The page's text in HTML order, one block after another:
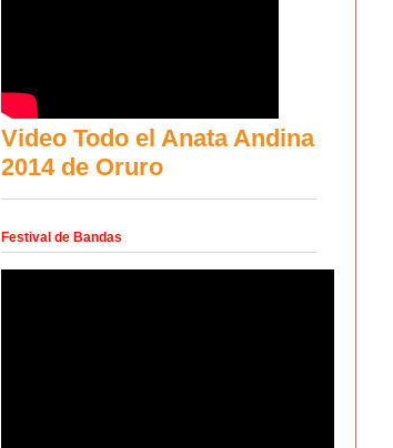
Video Todo el Anata Andina
2014 de Oruro
Festival de Bandas